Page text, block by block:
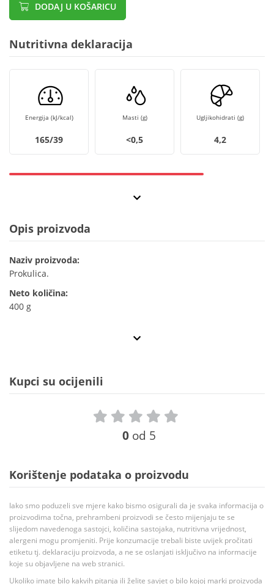
DODAJ U KOŠARICU
Nutritivna deklaracija
Energija (kJ/kcal)
165/39
Masti (g)
<0,5
Ugljikohidrati (g)
4,2
Opis proizvoda
Naziv proizvoda:
Prokulica.
Neto količina:
400 g
Kupci su ocijenili
0 od 5
Korištenje podataka o proizvodu
Iako smo poduzeli sve mjere kako bismo osigurali da je svaka informacija o
proizvodima točna, prehrambeni proizvodi se često mijenjaju te se
slijedom navedenoga sastojci, količina sastojaka, nutritivna vrijednost,
alergeni mogu promjeniti. Prije konzumacije trebali biste uvijek pročitati
etiketu tj. deklaraciju proizvoda, a ne se oslanjati isključivo na informacije
koje su objavljene na web stranici.
Ukoliko imate bilo kakvih pitanja ili želite savjet o bilo kojoj marki proizvoda